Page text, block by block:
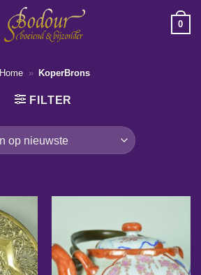
0
Home » KoperBrons
FILTER